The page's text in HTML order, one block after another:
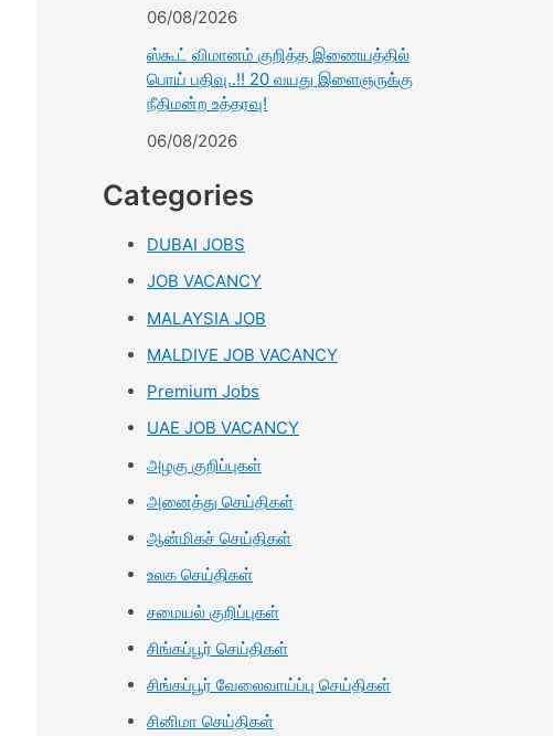
06/08/2026
ஸ்கூட் விமானம் குறித்த இணையத்தில்
பொய் பதிவு..!! 20 வயது இளைஞருக்கு
நீதிமன்ற உத்தரவு!
06/08/2026
Categories
DUBAI JOBS
JOB VACANCY
MALAYSIA JOB
MALDIVE JOB VACANCY
Premium Jobs
UAE JOB VACANCY
அழகு குறிப்புகள்
அனைத்து செய்திகள்
ஆன்மிகச் செய்திகள்
உலக செய்திகள்
சமையல் குறிப்புகள்
சிங்கப்பூர் செய்திகள்
சிங்கப்பூர் வேலைவாய்ப்பு செய்திகள்
சினிமா செய்திகள்